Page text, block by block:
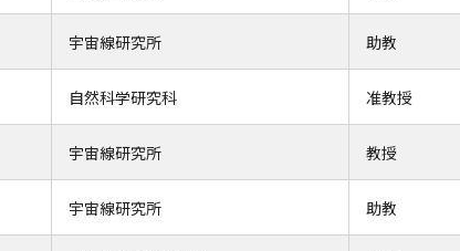
宇宙線研究所 助教
自然科学研究科 准教授
宇宙線研究所 教授
宇宙線研究所 助教